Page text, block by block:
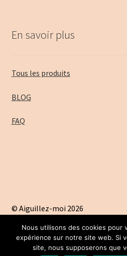
En savoir plus
Tous les produits
BLOG
FAQ
© Aiguillez-moi 2026
Nous utilisons des cookies pour
expérience sur notre site web. Si
site, nous supposerons que